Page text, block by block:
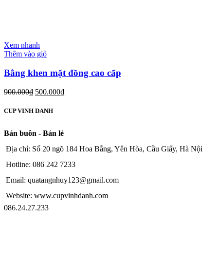
Xem nhanh
Thêm vào giỏ
Bằng khen mặt đồng cao cấp
900.000₫ 500.000₫
CUP VINH DANH
Bán buôn - Bán lẻ
Địa chỉ: Số 20 ngõ 184 Hoa Bằng, Yên Hòa, Cầu Giấy, Hà Nội
Hotline: 086 242 7233
Email: quatangnhuy123@gmail.com
Website: www.cupvinhdanh.com
086.24.27.233